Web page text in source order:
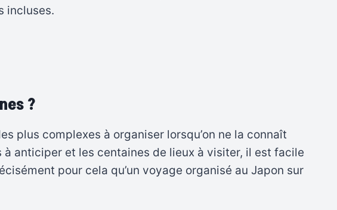
incluses.
?
plus complexes à organiser lorsqu’on ne la connaît
anticiper et les centaines de lieux à visiter, il est facile
pour cela qu’un voyage organisé au Japon sur